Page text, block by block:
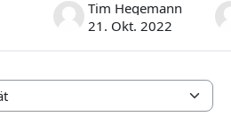
Tim Hegemann
21. Okt. 2022